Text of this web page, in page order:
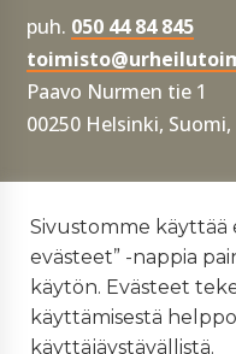
puh. 050 44 84 845
Paavo Nurmen tie 1
00250 Helsinki,
Tietosuojaseloste
Yhdenvertaisuus- ja
Sivustomme käyttää
evästeet” -nappia
käytön. Evästeet
käyttämisestä
käyttäjäystävällistä.